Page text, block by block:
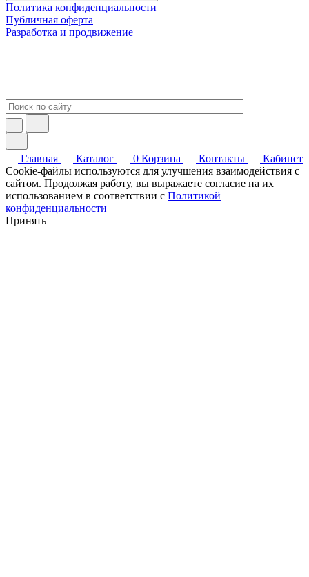
Политика конфиденциальности
Публичная оферта
Разработка и продвижение
Главная Каталог 0 Корзина Контакты
Кабинет
Cookie-файлы используются для улучшения взаимодействия с
сайтом. Продолжая работу, вы выражаете согласие на их
использованием в соответствии с Политикой
конфиденциальности
Принять